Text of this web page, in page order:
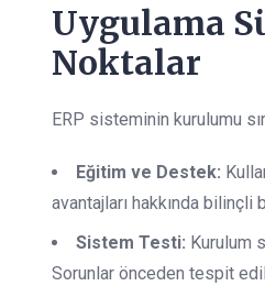
Uygulama
Noktalar
ERP sisteminin kurulumu
Eğitim ve Destek:
avantajları hakkında bilinçli
Sistem Testi: Kurulum
Sorunlar önceden tespit